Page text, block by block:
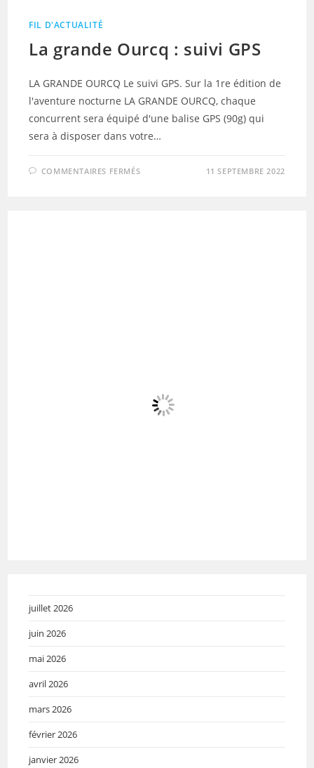
FIL D'ACTUALITÉ
La grande Ourcq : suivi GPS
LA GRANDE OURCQ Le suivi GPS. Sur la 1re édition de
l'aventure nocturne LA GRANDE OURCQ, chaque
concurrent sera équipé d'une balise GPS (90g) qui
sera à disposer dans votre…
COMMENTAIRES FERMÉSSUR 11 SEPTEMBRE 2022
juillet 2026
juin 2026
mai 2026
avril 2026
mars 2026
février 2026
janvier 2026